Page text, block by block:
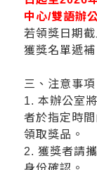
中心/雙語辦
若領獎日期
獲獎名單遞補
三、注意事項
1. 本辦公室
者於指定時
領取獎品。
2. 獲獎者請